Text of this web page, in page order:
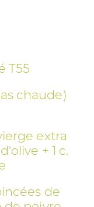
T55
chaude)
extra
+ 1 c.
de